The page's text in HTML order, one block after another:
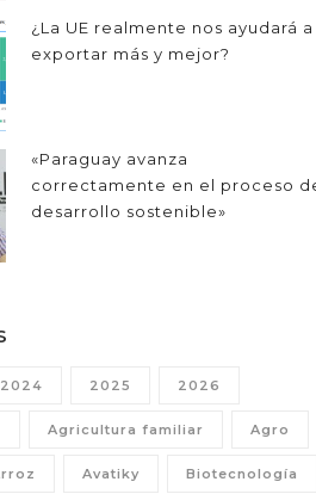
¿La UE realmente nos ayudará a
exportar más y mejor?
«Paraguay avanza
correctamente en el proceso
desarrollo sostenible»
2024 2025 2026
Agricultura familiar Agro
Avatiky Biotecnología